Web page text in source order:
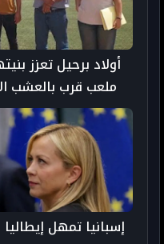
أولاد برحيل تعزز
ملعب قرب بالعشب
إسبانيا تمهل